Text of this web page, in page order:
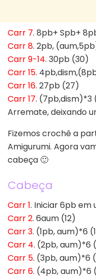
Carr 7. 8pb+ Spb+
Carr 8. 2pb,
Carr 9-14. 30pb (30)
Carr 15.
Carr 16. 27pb (27)
Carr 17. (7pb,dism)*3
Arremate, deixando
Fizemos crochê a
Amigurumi. Agora
cabeça 🙂
Cabeça
Carr 1. Iniciar 6pb em
Carr 2. 6aum (12)
Carr 3. (1pb, aum)*6
Carr 4. (2pb, aum)*6
Carr 5. (3pb, aum)*6
Carr 6. (4pb, aum)*6